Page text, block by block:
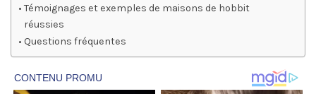
Témoignages et exemples de maisons de hobbit
réussies
Questions fréquentes